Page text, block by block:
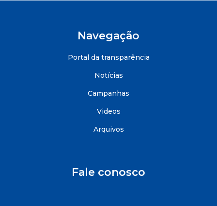
Navegação
Portal da transparência
Notícias
Campanhas
Videos
Arquivos
Fale conosco